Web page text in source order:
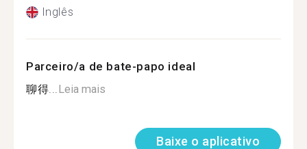
Inglês
Parceiro/a de bate-papo ideal
聊得...Leia mais
Baixe o aplicativo